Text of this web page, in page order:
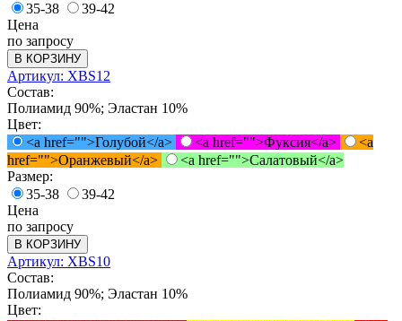
35-38
39-42
Цена
по запросу
В КОРЗИНУ
Артикул: XBS12
Состав:
Полиамид 90%; Эластан 10%
Цвет:
<a href="">Голубой</a>
<a href="">Фуксия</a>
<a
href="">Оранжевый</a>
<a href="">Салатовый</a>
Размер:
35-38
39-42
Цена
по запросу
В КОРЗИНУ
Артикул: XBS10
Состав:
Полиамид 90%; Эластан 10%
Цвет: